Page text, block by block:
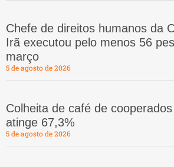
Chefe de direitos humanos da
Irã executou pelo menos 56
março
5 de agosto de 2026
Colheita de café de
atinge 67,3%
5 de agosto de 2026